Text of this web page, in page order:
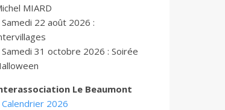
MIARD
Samedi 22 août 2026 :
Samedi 31 octobre 2026 : Soirée
Le Beaumont
Calendrier 2026